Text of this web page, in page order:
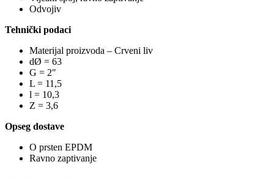
Odvojiv
Tehnički podaci
Materijal proizvoda – Crveni liv
dØ = 63
G = 2″
L = 11,5
l = 10,3
Z = 3,6
Opseg dostave
O prsten EPDM
Ravno zaptivanje